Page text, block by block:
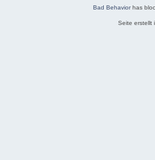
Bad Behaviorhas
Seite erstellt